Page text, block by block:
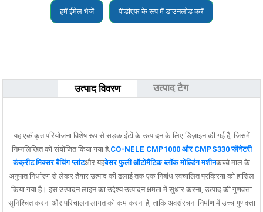
हमें ईमेल भेजें पीडीएफ के रूप में डाउनलोड करें
उत्पाद विवरण उत्पाद टैग
यह एकीकृत परियोजना विशेष रूप से सड़क ईंटों के उत्पादन के लिए डिज़ाइन की गई है, जिसमें
निम्नलिखित को संयोजित किया गया है:CO-NELE CMP1000 और CMPS330 प्लैनेटरी
कंक्रीट मिक्सर बैचिंग प्लांटऔर यहबेसर फुली ऑटोमैटिक ब्लॉक मोल्डिंग मशीनकच्चे माल के
अनुपात निर्धारण से लेकर तैयार उत्पाद की ढलाई तक एक निर्बाध स्वचालित प्रक्रिया को हासिल
किया गया है। इस उत्पादन लाइन का उद्देश्य उत्पादन क्षमता में सुधार करना, उत्पाद की गुणवत्ता
सुनिश्चित करना और परिचालन लागत को कम करना है, ताकि अवसंरचना निर्माण में उच्च गुणवत्ता